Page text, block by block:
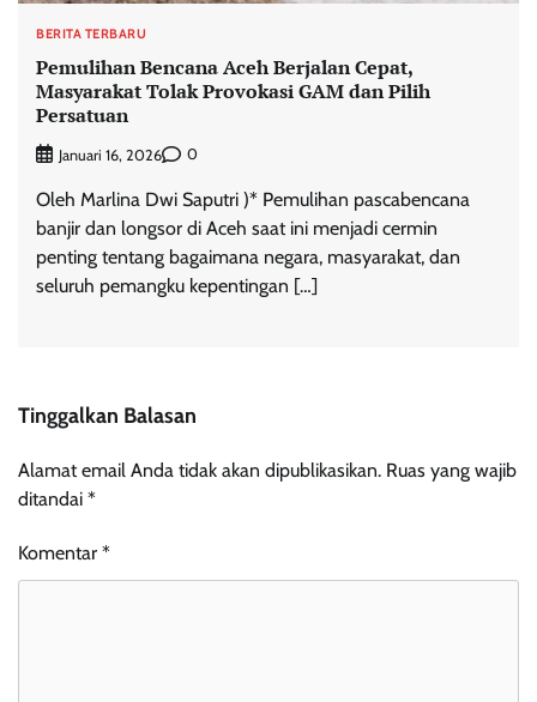
BERITA TERBARU
Pemulihan Bencana Aceh Berjalan Cepat,
Masyarakat Tolak Provokasi GAM dan Pilih
Persatuan
Januari 16, 2026 0
Oleh Marlina Dwi Saputri )* Pemulihan pascabencana
banjir dan longsor di Aceh saat ini menjadi cermin
penting tentang bagaimana negara, masyarakat, dan
seluruh pemangku kepentingan […]
Tinggalkan Balasan
Alamat email Anda tidak akan dipublikasikan. Ruas yang wajib
ditandai *
Komentar *